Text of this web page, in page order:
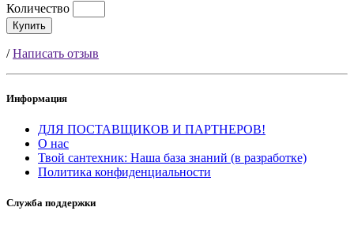
Количество
Купить
/Написать отзыв
Информация
ДЛЯ ПОСТАВЩИКОВ И ПАРТНЕРОВ!
О нас
Твой сантехник: Наша база знаний (в разработке)
Политика конфиденциальности
Служба поддержки